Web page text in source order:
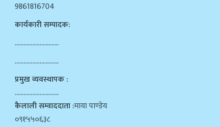
9861816704
कार्यकारी सम्पादक:
…………………………
…………………………
प्रमुख व्यवस्थापक :
…………………………
कैलाली सम्वाददाता :माया पाण्डेय
०९१५५०६३८